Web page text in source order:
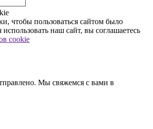
чтобы пользоваться сайтом было
наш сайт, вы соглашаетесь
cookie
Мы свяжемся с вами в